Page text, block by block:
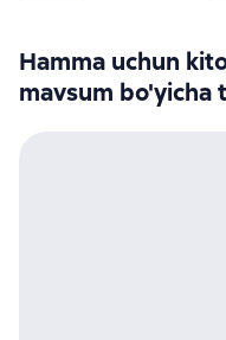
Hamma uchun
mavsum bo'yicha